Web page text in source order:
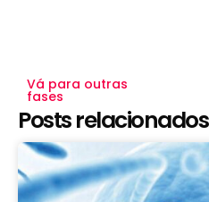
Vá para outras
fases
Posts relacionados